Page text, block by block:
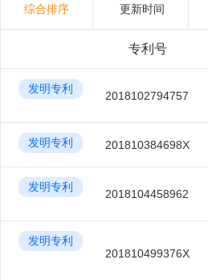
综合排序 更新时间
专利号
2018102794757
发明专利
201810384698X
发明专利
2018104458962
发明专利
201810499376X
发明专利